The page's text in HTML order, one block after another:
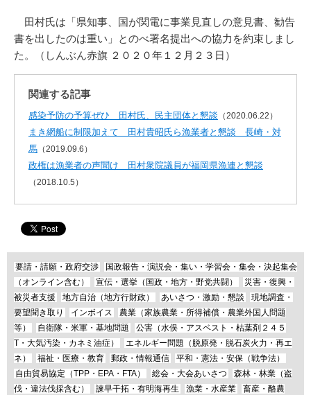
田村氏は「県知事、国が関電に事業見直しの意見書、勧告
書を出したのは重い」とのべ署名提出への協力を約束しまし
た。（しんぶん赤旗 ２０２０年１２月２３日）
関連する記事
感染予防の予算ぜひ 田村氏、民主団体と懇談 （2020.06.22）
まき網船に制限加えて 田村貴昭氏ら漁業者と懇談 長崎・対
馬 （2019.09.6）
政権は漁業者の声聞け 田村衆院議員が福岡県漁連と懇談
（2018.10.5）
要請・請願・政府交渉
国政報告・演説会・集い・学習会・集会・決起集会
（オンライン含む）
宣伝・選挙（国政・地方・野党共闘）
災害・復興・
被災者支援
地方自治（地方行財政） あいさつ・激励・懇談
現地調査・
要望聞き取り
インボイス
農業（家族農業・所得補償・農業外国人問題
等）
自衛隊・米軍・基地問題
公害（水俣・アスベスト・枯葉剤２４５
T・大気汚染・カネミ油症）
エネルギー問題（脱原発・脱石炭火力・再エ
ネ）
福祉・医療・教育 郵政・情報通信
平和・憲法・安保（戦争法）
自由貿易協定（TPP・EPA・FTA）
総会・大会あいさつ
森林・林業（盗
伐・違法伐採含む）
諫早干拓・有明海再生 漁業・水産業
畜産・酪農